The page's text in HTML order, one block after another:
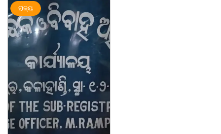
ଅପରାଧ ରାଜ୍ୟ